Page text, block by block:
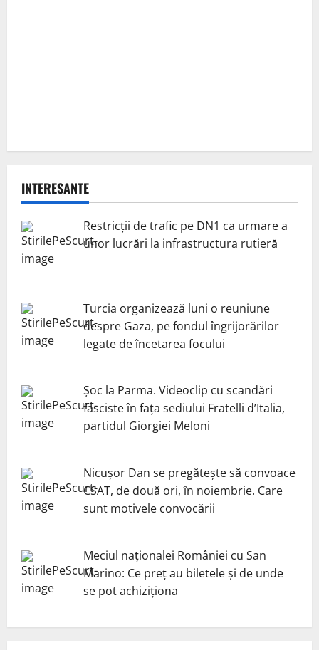
INTERESANTE
Restricții de trafic pe DN1 ca urmare a
unor lucrări la infrastructura rutieră
Turcia organizează luni o reuniune
despre Gaza, pe fondul îngrijorărilor
legate de încetarea focului
Șoc la Parma. Videoclip cu scandări
fasciste în fața sediului Fratelli d’Italia,
partidul Giorgiei Meloni
Nicuşor Dan se pregăteşte să convoace
CSAT, de două ori, în noiembrie. Care
sunt motivele convocării
Meciul naționalei României cu San
Marino: Ce preț au biletele și de unde
se pot achiziționa